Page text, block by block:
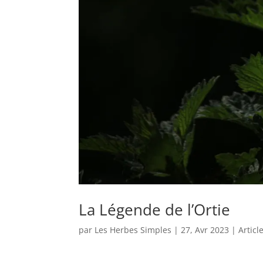
La Légende de l’Ortie
par Les Herbes Simples |27, Avr 2023 |